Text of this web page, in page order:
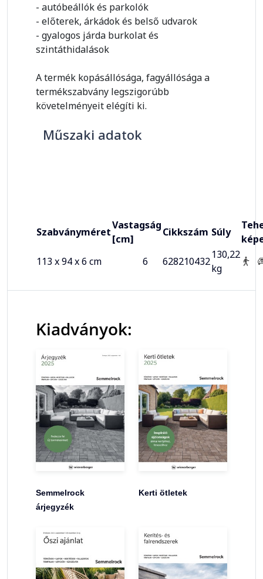
- autóbeállók és parkolók
- előterek, árkádok és belső udvarok
- gyalogos járda burkolat és
szintáthidalások
A termék kopásállósága, fagyállósága a
termékszabvány legszigorúbb
követelményeit elégíti ki.
Műszaki adatok
Szabványméret
Vastagság
[cm]
Cikkszám Súly
113 x 94 x 6 cm
6 628210432
130,22
kg
Kiadványok:
Semmelrock
árjegyzék
Kerti ötletek